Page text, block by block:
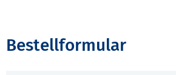
Bestellformular